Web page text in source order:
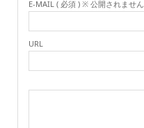
E-MAIL ( 必須 ) ※ 公開されません
URL